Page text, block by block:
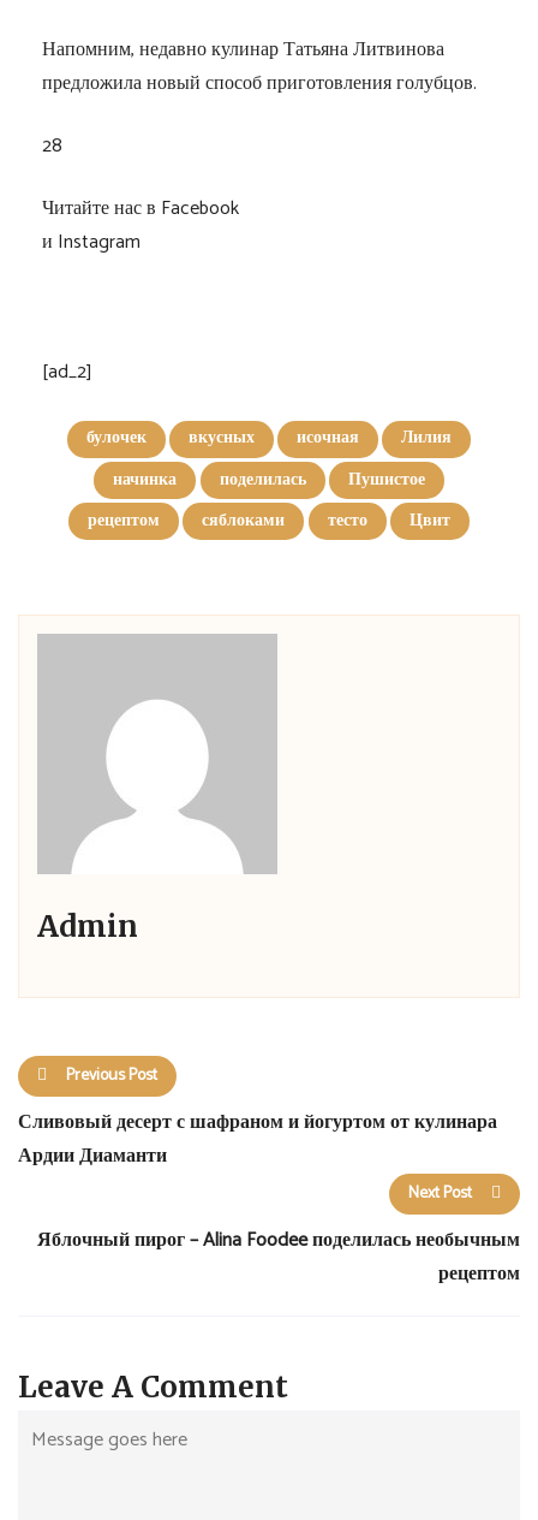
Напомним, недавно кулинар Татьяна Литвинова
предложила новый способ приготовления голубцов.
28
Читайте нас в Facebook
и Instagram
[ad_2]
булочек вкусных исочная
Лилия
начинка
поделилась
Пушистое
рецептом
сяблоками тесто Цвит
Admin
Previous Post
Сливовый десерт с шафраном и йогуртом от кулинара
Ардии Диаманти
Next Post
Яблочный пирог – Alina Foodee поделилась необычным
рецептом
Leave A Comment